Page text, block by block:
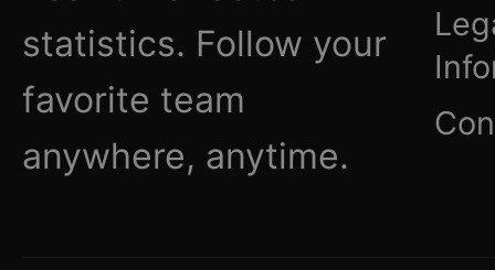
statistics. Follow your
favorite team
anywhere, anytime.